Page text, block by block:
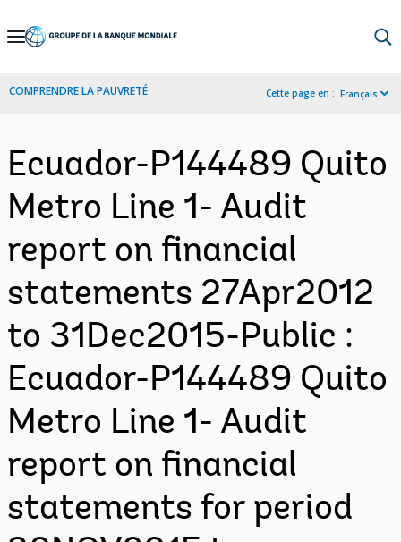
Skip
Navigation
COMPRENDRE LA PAUVRETÉ Cette page en : Français
Ecuador-P144489 Quito
Metro Line 1- Audit
report on financial
statements 27Apr2012
to 31Dec2015-Public :
Ecuador-P144489 Quito
Metro Line 1- Audit
report on financial
statements for period